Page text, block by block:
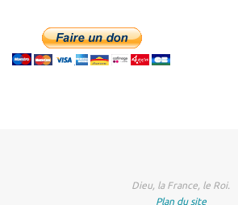
Dieu, la France, le Roi.
Plan du site